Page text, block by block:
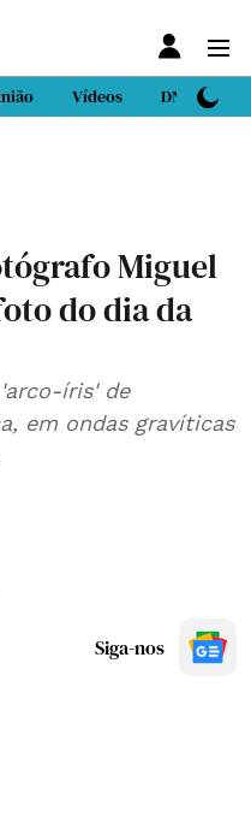
Vídeos DN Sport
Miguel
do dia da
íris' de
em ondas gravíticas
Siga-nos